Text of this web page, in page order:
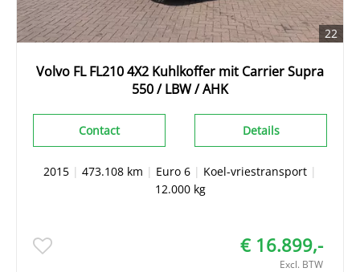
22
Volvo FL FL210 4X2 Kuhlkoffer mit Carrier Supra
550 / LBW / AHK
Details
Contact
2015 | 473.108 km | Euro 6 | Koel-vriestransport |
12.000 kg
€ 16.899,-
Excl. BTW